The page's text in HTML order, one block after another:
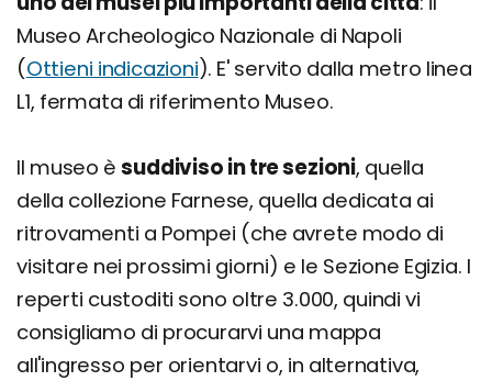
Museo Archeologico Nazionale di Napoli
(Ottieni indicazioni). E' servito dalla metro linea
L1, fermata di riferimento Museo.
Il museo èsuddiviso in tre sezioni, quella
della collezione Farnese, quella dedicata ai
ritrovamenti a Pompei (che avrete modo di
visitare nei prossimi giorni) e le Sezione Egizia. I
reperti custoditi sono oltre 3.000, quindi vi
consigliamo di procurarvi una mappa
all'ingresso per orientarvi o, in alternativa,